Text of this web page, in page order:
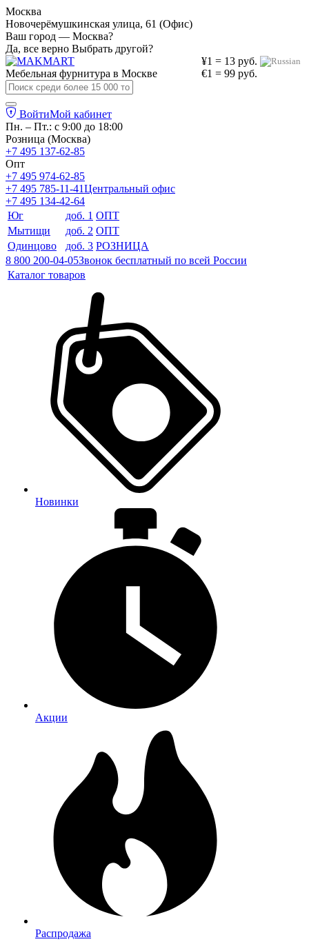
Москва
Новочерёмушкинская улица, 61 (Офис)
Ваш город — Москва?
Да, все верно Выбрать другой?
¥1 = 13 руб.
€1 = 99 руб.
Мебельная фурнитура в Москве
ВойтиМой кабинет
Пн. – Пт.: с 9:00 до 18:00
Розница (Москва)
+7 495 137-62-85
Опт
+7 495 974-62-85
+7 495 785-11-41Центральный офис
+7 495 134-42-64
Юг
доб. 1 ОПТ
Мытищи
доб. 2 ОПТ
Одинцово
доб. 3 РОЗНИЦА
8 800 200-04-05Звонок бесплатный по всей России
Каталог товаров
Новинки
Акции
Распродажа